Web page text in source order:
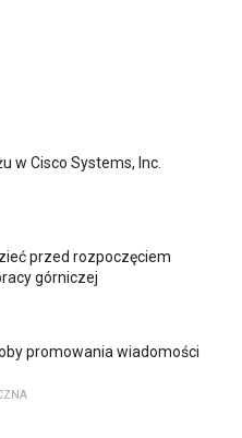
w Cisco Systems, Inc.
przed rozpoczęciem
górniczej
promowania wiadomości